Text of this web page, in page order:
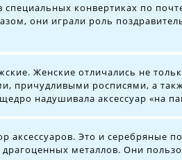
специальных конвертиках по
они играли роль
Женские отличались не
причудливыми росписями, а
надушивала аксессуар «на
аксессуаров. Это и серебряные
металлов. Они